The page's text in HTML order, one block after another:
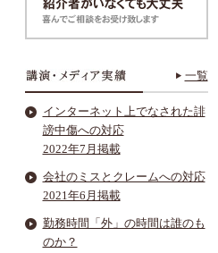
一覧
インターネット上でなされた誹
謗中傷への対応
2022年7月掲載
会社のミスとクレームへの対応
2021年6月掲載
勤務時間「外」の時間は誰のも
のか？